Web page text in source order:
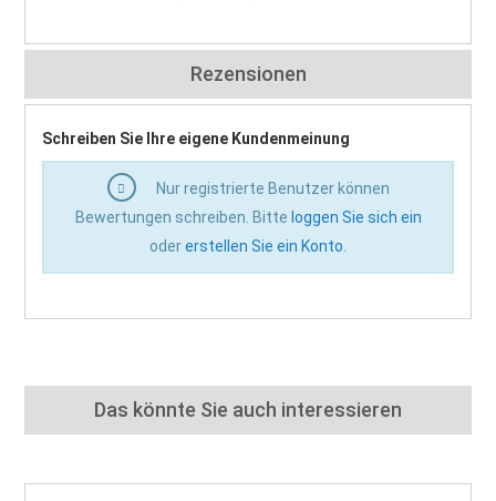
Rezensionen
Schreiben Sie Ihre eigene Kundenmeinung
Nur registrierte Benutzer können
Bewertungen schreiben. Bitte loggen Sie sich ein
odererstellen Sie ein Konto
Das könnte Sie auch interessieren